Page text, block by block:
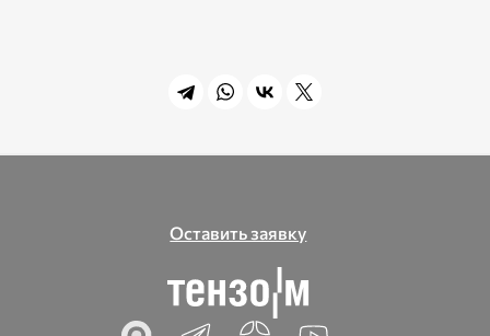
Оставить заявку